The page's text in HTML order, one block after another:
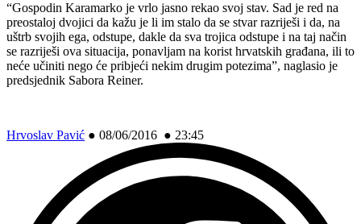
“Gospodin Karamarko je vrlo jasno rekao svoj stav. Sad je red na
preostaloj dvojici da kažu je li im stalo da se stvar razriješi i da, na
uštrb svojih ega, odstupe, dakle da sva trojica odstupe i na taj način
se razriješi ova situacija, ponavljam na korist hrvatskih građana, ili to
neće učiniti nego će pribjeći nekim drugim potezima”, naglasio je
predsjednik Sabora Reiner.
Hrvoslav Pavić ● 08/06/2016 ● 23:45